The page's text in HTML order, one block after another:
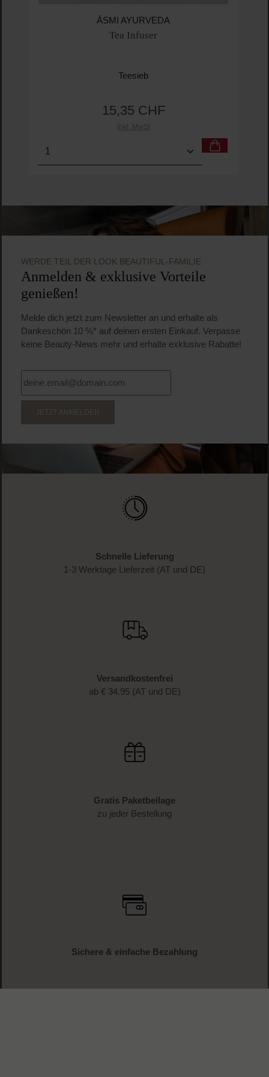
ĀSMI AYURVEDA
Tea Infuser
Teesieb
Regulärer Preis:
15,35 CHF
Inkl. MwSt
Produkt Anzahl: Gib den gewünschten Wert
WERDE TEIL DER LOOK BEAUTIFUL-FAMILIE
Anmelden & exklusive Vorteile
genießen!
Melde dich jetzt zum Newsletter an und erhalte als
Dankeschön 10 %* auf deinen ersten Einkauf. Verpasse
keine Beauty-News mehr und erhalte exklusive Rabatte!
JETZT ANMELDEN
Schnelle Lieferung
1-3 Werktage Lieferzeit (AT und DE)
Versandkostenfrei
ab € 34.95 (AT und DE)
Gratis Paketbeilage
zu jeder Bestellung
Sichere & einfache Bezahlung